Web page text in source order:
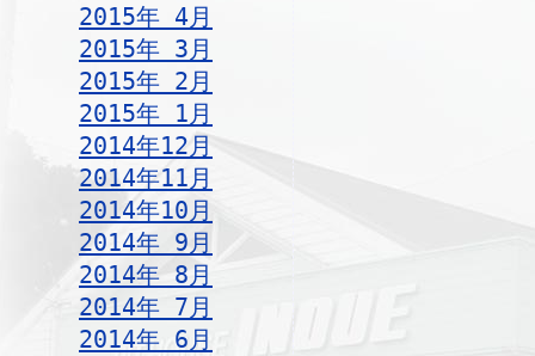
2015年 4月
2015年 3月
2015年 2月
2015年 1月
2014年12月
2014年11月
2014年10月
2014年 9月
2014年 8月
2014年 7月
2014年 6月